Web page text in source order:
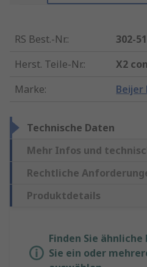
RS Best.-Nr.:
302-
Herst. Teile-Nr.:
X2
Marke: Beijer
Technische Daten
Mehr Infos und
Rechtliche
Produktdetails
Finden Sie
Sie ein oder